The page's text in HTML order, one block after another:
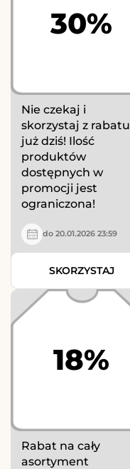
30%
Nie czekaj i
skorzystaj z rabatu
już dziś! Ilość
produktów
dostępnych w
promocji jest
ograniczona!
do 20.01.2026 23:59
SKORZYSTAJ
18%
Rabat na cały
asortyment